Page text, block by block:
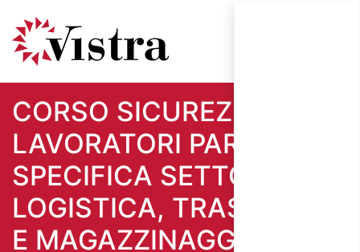
CORSO SICUREZZA
LAVORATORI PARTE
SPECIFICA SETTORE
LOGISTICA, TRASPORTO
E MAGAZZINAGGIO